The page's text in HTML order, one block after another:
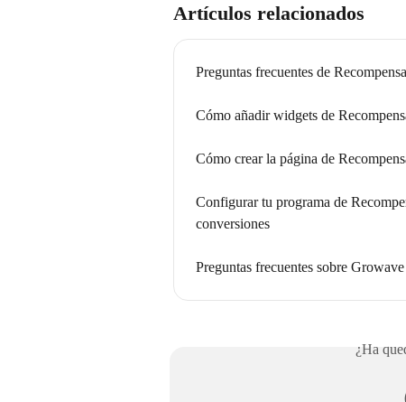
Artículos relacionados
Preguntas frecuentes de
Cómo añadir widgets de
Cómo crear la página de
Configurar tu programa de
conversiones
Preguntas frecuentes sobre Growave
¿Ha